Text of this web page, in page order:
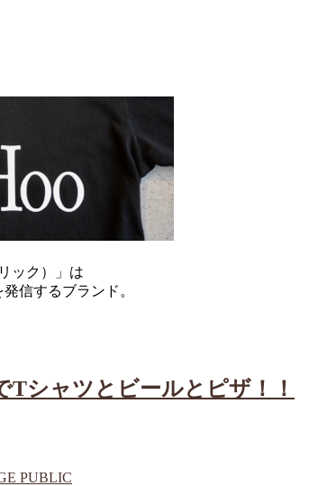
ック）」は
信するブランド。
Tシャツとビールとピザ！！
PUBLIC